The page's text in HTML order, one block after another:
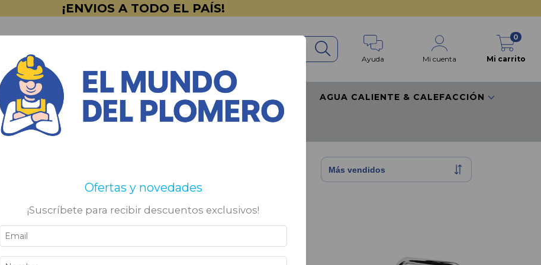
¡ENVIOS A TODO EL PAÍS!
Ayuda Mi cuenta Mi carrito
0
BACHAS & MUEBLES CAMPANAS Y EXTRACTORES AGUA CALIENTE & CALEFACCIÓN
PINTURERÍA
Ofertas y novedades
¡Suscríbete para recibir descuentos exclusivos!